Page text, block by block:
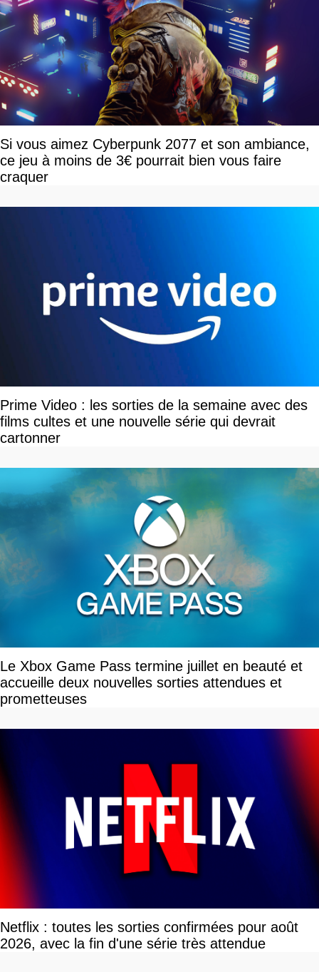
Si vous aimez Cyberpunk 2077 et son ambiance,
ce jeu à moins de 3€ pourrait bien vous faire
craquer
Prime Video : les sorties de la semaine avec des
films cultes et une nouvelle série qui devrait
cartonner
Le Xbox Game Pass termine juillet en beauté et
accueille deux nouvelles sorties attendues et
prometteuses
Netflix : toutes les sorties confirmées pour août
2026, avec la fin d'une série très attendue